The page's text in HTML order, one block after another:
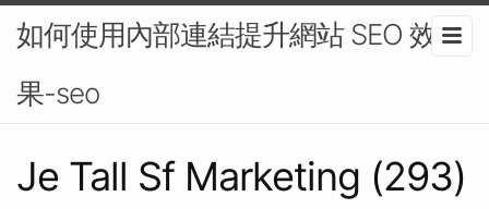
如何使用內部連結提升網站 SEO 效
果-seo
Je Tall Sf Marketing (293)